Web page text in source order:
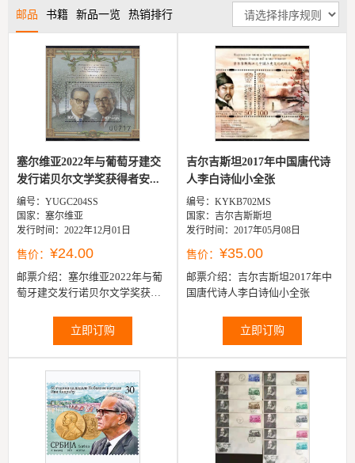
邮品 书籍 新品一览 热销排行
塞尔维亚2022年与葡萄牙建交
发行诺贝尔文学奖获得者安...
编号：YUGC204SS
国家：塞尔维亚
发行时间：2022年12月01日
售价： ¥24.00
邮票介绍： 塞尔维亚2022年与葡
萄牙建交发行诺贝尔文学奖获得
立即订购
吉尔吉斯坦2017年中国唐代诗
人李白诗仙小全张
编号：KYKB702MS
国家：吉尔吉斯斯坦
发行时间：2017年05月08日
售价： ¥35.00
邮票介绍： 吉尔吉斯坦2017年中
国唐代诗人李白诗仙小全张
立即订购